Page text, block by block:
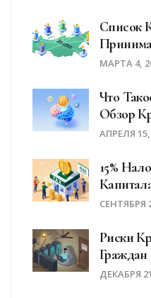
Список
МАРТА 4,
Что
Обзор
Coinbase
АПРЕЛЯ 15,
15%
СЕНТЯБРЯ
Риски
Граждан
ДЕКАБРЯ